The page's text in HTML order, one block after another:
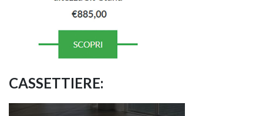
CASSETTIERE: